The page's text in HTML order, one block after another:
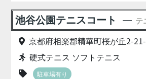
池谷公園テニスコート テ
京都府相楽郡精華町桜が丘2-
硬式テニス ソフトテニス
駐車場有り